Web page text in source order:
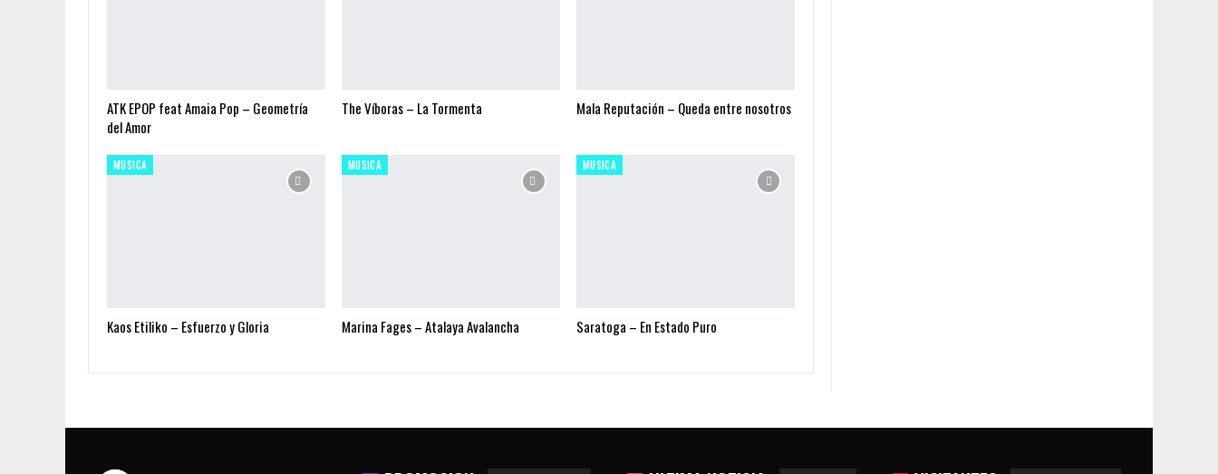
ATK EPOP feat Amaia Pop – Geometría
del Amor
The Víboras – La Tormenta Mala Reputación – Queda entre nosotros
MUSICA
Kaos Etiliko – Esfuerzo y Gloria
MUSICA
Marina Fages – Atalaya Avalancha
MUSICA
Saratoga – En Estado Puro